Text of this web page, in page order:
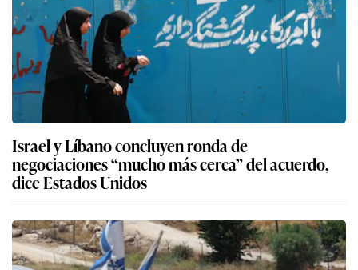
Israel y Líbano concluyen ronda de
negociaciones “mucho más cerca” del acuerdo,
dice Estados Unidos